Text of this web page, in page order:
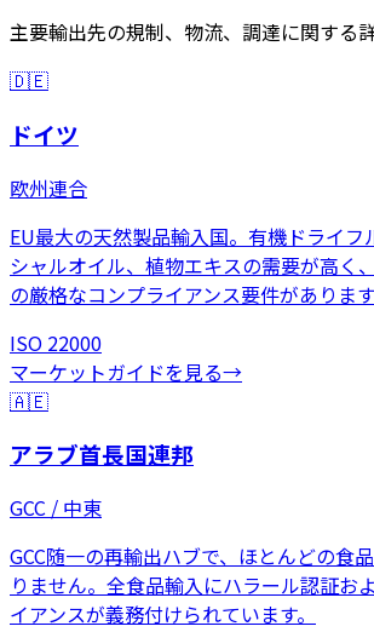
主要輸出先の規制、物流、調達に関する
🇩🇪
ドイツ
欧州連合
EU最大の天然製品輸入国。有機ドライフ
シャルオイル、植物エキスの需要が高く
の厳格なコンプライアンス要件があります
ISO 22000
マーケットガイドを見る→
🇦🇪
アラブ首長国連邦
GCC / 中東
GCC随一の再輸出ハブで、ほとんどの食
りません。全食品輸入にハラール認証お
イアンスが義務付けられています。